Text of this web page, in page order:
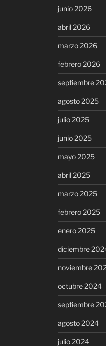
junio 2026
abril 2026
marzo 2026
febrero 2026
septiembre
agosto 2025
julio 2025
junio 2025
mayo 2025
abril 2025
marzo 2025
febrero 2025
enero 2025
diciembre
noviembre
octubre 2024
septiembre
agosto 2024
julio 2024